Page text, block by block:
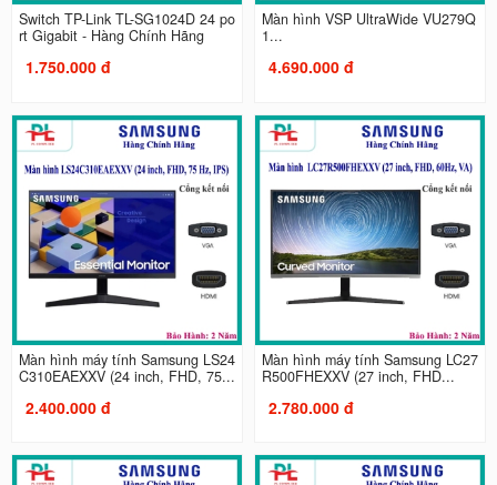
Switch TP-Link TL-SG1024D 24 po
rt Gigabit - Hàng Chính Hãng
1.750.000 đ
Màn hình VSP UltraWide VU279Q
1...
4.690.000 đ
Màn hình máy tính Samsung LS24
C310EAEXXV (24 inch, FHD, 75...
2.400.000 đ
Màn hình máy tính Samsung LC27
R500FHEXXV (27 inch, FHD...
2.780.000 đ